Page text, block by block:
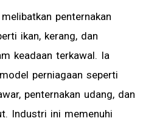
penternakan
ikan, kerang, dan
keadaan terkawal. Ia
perniagaan seperti
penternakan udang, dan
Industri ini memenuhi